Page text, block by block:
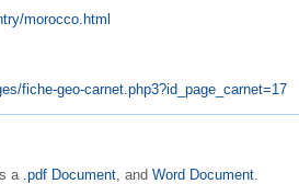
morocco.html
fiche-geo-carnet.php3?id_page_carnet=17
a .pdf Document , and Word Document